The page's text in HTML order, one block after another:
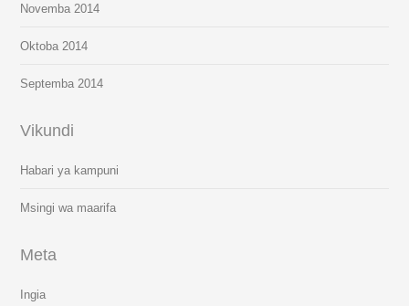
Novemba 2014
Oktoba 2014
Septemba 2014
Vikundi
Habari ya kampuni
Msingi wa maarifa
Meta
Ingia